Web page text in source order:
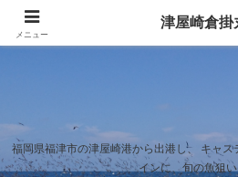
福岡県福津市の津屋崎港から出港し、 キャ
インに、旬の魚狙
メニュー
津屋崎倉掛